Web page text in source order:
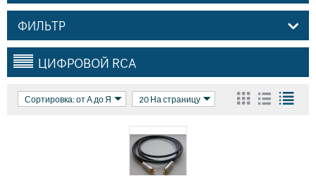
ФИЛЬТР
ЦИФРОВОЙ RCA
Сортировка: от А до Я 20 На страницу